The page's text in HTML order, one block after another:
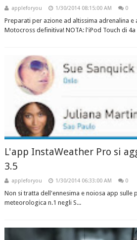
appleforyou 1/30/2014 08:15:00 AM 0
Preparati per azione ad altissima adrenalina e
Motocross definitiva! NOTA: l'iPod Touch di 4a
L'app InstaWeather Pro si
3.5
appleforyou 1/30/2014 06:33:00 AM 0
Non si tratta dell'ennesima e noiosa app sulle
meteorologica n.1 negli S...